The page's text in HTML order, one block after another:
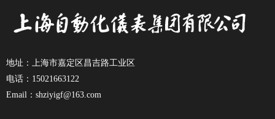
地址：上海市嘉定区昌吉路工业区
电话：15021663122
Email：shziyigf@163.com